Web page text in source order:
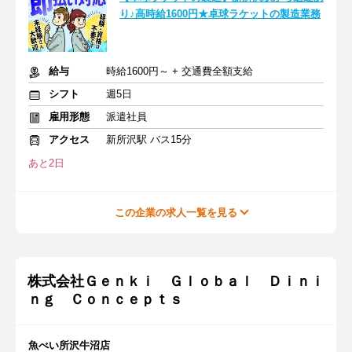
り♪高時給1600円★卓球ラケットの製造業務
給与
時給1600円～ + 交通費全額支給
シフト
週5日
雇用形態
派遣社員
アクセス
新所沢駅 バス15分
あと2日
この企業の求人一覧を見る
株式会社Ｇｅｎｋｉ Ｇｌｏｂａｌ Ｄｉｎｉ
ｎｇ Ｃｏｎｃｅｐｔｓ
魚べい所沢牛沼店